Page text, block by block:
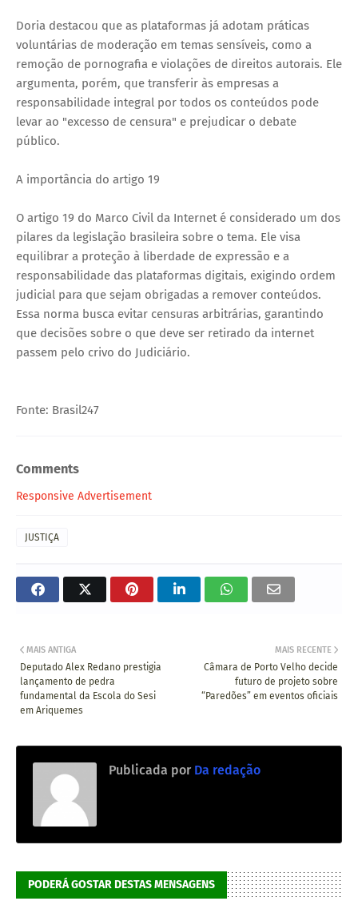
Doria destacou que as plataformas já adotam práticas
voluntárias de moderação em temas sensíveis, como a
remoção de pornografia e violações de direitos autorais. Ele
argumenta, porém, que transferir às empresas a
responsabilidade integral por todos os conteúdos pode
levar ao "excesso de censura" e prejudicar o debate
público.
A importância do artigo 19
O artigo 19 do Marco Civil da Internet é considerado um dos
pilares da legislação brasileira sobre o tema. Ele visa
equilibrar a proteção à liberdade de expressão e a
responsabilidade das plataformas digitais, exigindo ordem
judicial para que sejam obrigadas a remover conteúdos.
Essa norma busca evitar censuras arbitrárias, garantindo
que decisões sobre o que deve ser retirado da internet
passem pelo crivo do Judiciário.
Fonte: Brasil247
Comments
Responsive Advertisement
JUSTIÇA
MAIS RECENTE
Câmara de Porto Velho decide
futuro de projeto sobre
“Paredões” em eventos oficiais
MAIS ANTIGA
Deputado Alex Redano prestigia
lançamento de pedra
fundamental da Escola do Sesi
em Ariquemes
Publicada por Da redação
PODERÁ GOSTAR DESTAS MENSAGENS